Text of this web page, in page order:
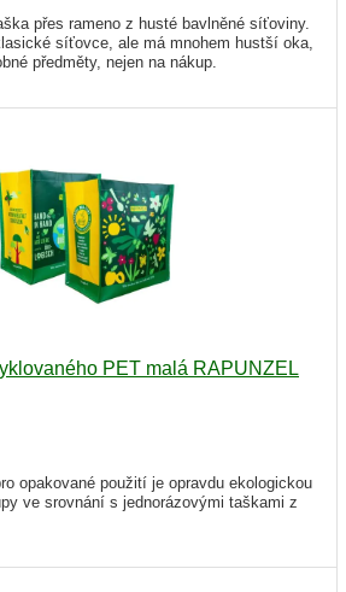
přes rameno z husté bavlněné síťoviny.
síťovce, ale má mnohem hustší oka,
předměty, nejen na nákup.
PET malá RAPUNZEL
opakované použití je opravdu ekologickou
ve srovnání s jednorázovými taškami z